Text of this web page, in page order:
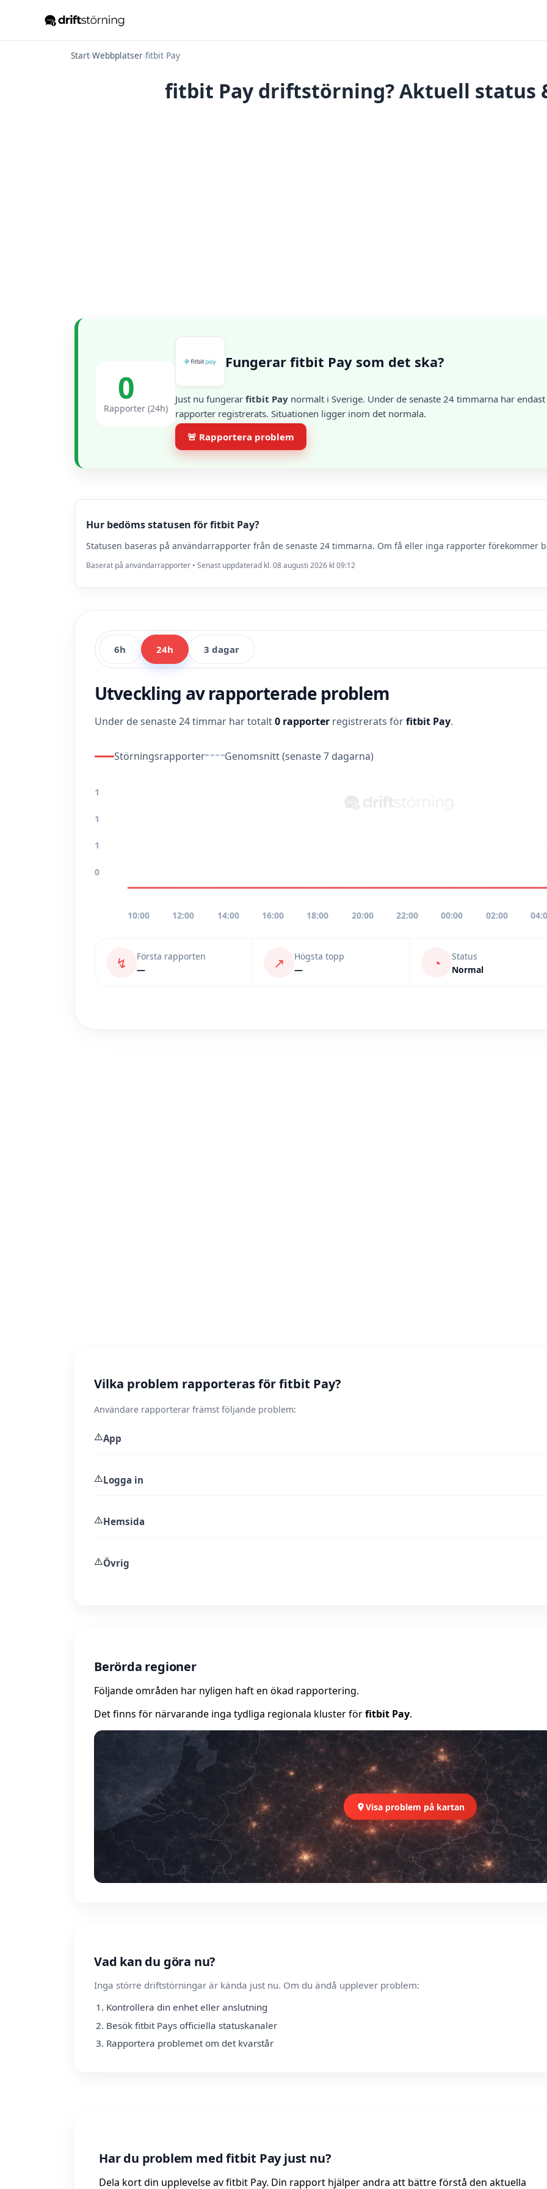
Start›Webbplatser›fitbit Pay
fitbit Pay driftstörning? Aktuell status
0
Rapporter (24h)
Fungerar fitbit Pay som det ska?
Just nu fungerar fitbit Pay normalt i Sverige. Under de senaste 24 timmarna har
rapporter registrerats. Situationen ligger inom det normala.
🚨 Rapportera problem
Hur bedöms statusen för fitbit Pay?
Statusen baseras på användarrapporter från de senaste 24 timmarna. Om få eller inga rapporter förekommer
Baserat på användarrapporter • Senast uppdaterad kl. 08 augusti 2026 kl 09:12
6h 24h 3 dagar
Utveckling av rapporterade problem
Under de senaste 24 timmar har totalt0 rapporter registrerats förfitbit Pay.
Störningsrapporter Genomsnitt (senaste 7 dagarna)
1
1
1
0
10:00 12:00 14:00 16:00 18:00 20:00 22:00 00:00 02:00
↯
Första rapporten
—
↗
Högsta topp
—
◔
Status
Normal
Vilka problem rapporteras för fitbit Pay?
Användare rapporterar främst följande problem:
⚠️App
⚠️Logga in
⚠️Hemsida
⚠️Övrig
Berörda regioner
Följande områden har nyligen haft en ökad rapportering.
Det finns för närvarande inga tydliga regionala kluster förfitbit Pay.
Visa problem på kartan
Vad kan du göra nu?
Inga större driftstörningar är kända just nu. Om du ändå upplever problem:
Kontrollera din enhet eller anslutning
Besök fitbit Pays officiella statuskanaler
Rapportera problemet om det kvarstår
Har du problem med fitbit Pay just nu?
Dela kort din upplevelse av fitbit Pay. Din rapport hjälper andra att bättre förstå den aktuella